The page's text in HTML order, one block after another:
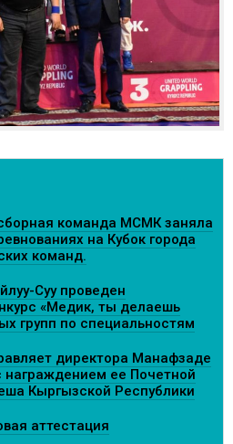
команда МСМК заняла
на Кубок города
команд.
Суу проведен
«Медик, ты делаешь
групп по специальностям
директора Манафзаде
награждением ее Почетной
Кыргызской Республики
аттестация